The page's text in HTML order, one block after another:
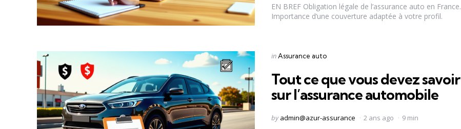
EN BREF Obligation légale de l’assurance auto en France.
Importance d’une couverture adaptée à votre profil.
Categories
Posted
inAssurance auto
Tout ce que vous devez savoir
sur l’assurance automobile
Posted
by admin@azur-assurance 2 ans ago 9 min